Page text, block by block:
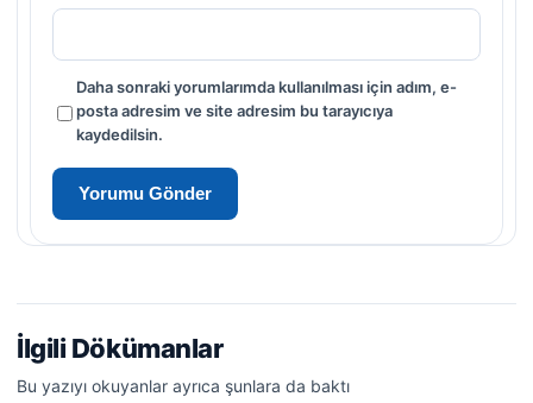
Daha sonraki yorumlarımda kullanılması için adım, e-
posta adresim ve site adresim bu tarayıcıya
kaydedilsin.
İlgili Dökümanlar
Bu yazıyı okuyanlar ayrıca şunlara da baktı